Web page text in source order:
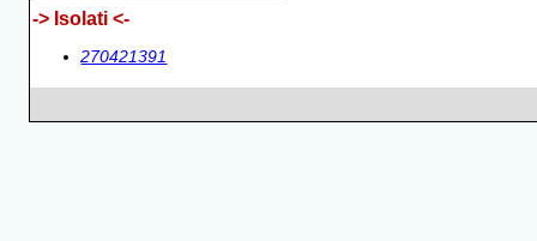
-> Isolati <-
270421391